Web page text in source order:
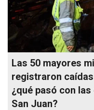
Las 50 mayores
registraron
¿qué pasó con
San Juan?